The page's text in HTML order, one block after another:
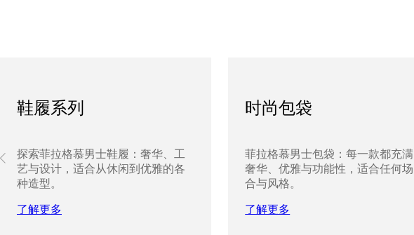
鞋履系列
探索菲拉格慕男士鞋履：奢华、工
艺与设计，适合从休闲到优雅的各
种造型。
了解更多
时尚包袋
菲拉格慕男士包袋：每一款都充满
奢华、优雅与功能性，适合任何场
合与风格。
了解更多